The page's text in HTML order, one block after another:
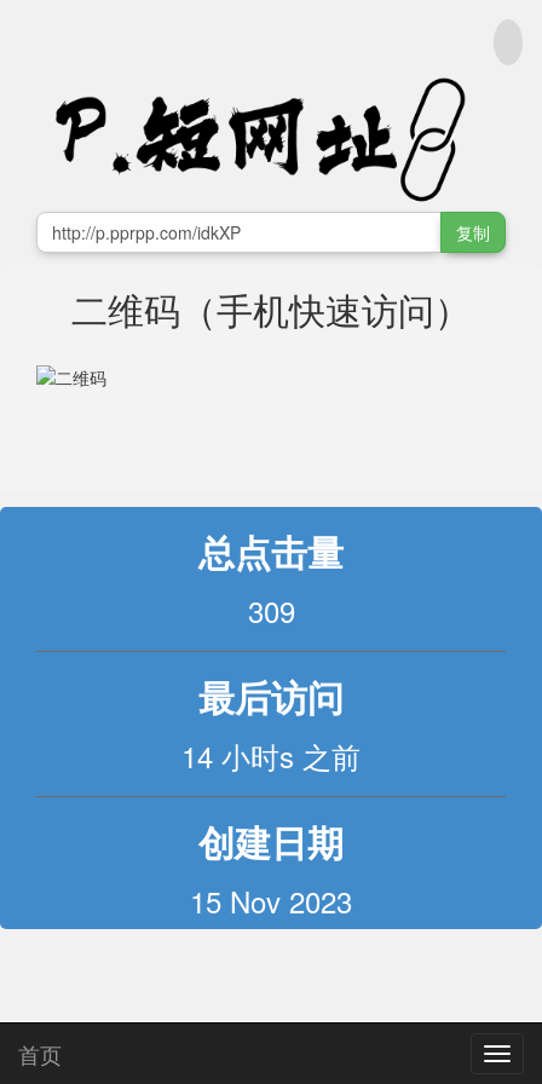
首页
复制
二维码（手机快速访问）
总点击量
309
最后访问
14 小时s 之前
创建日期
15 Nov 2023